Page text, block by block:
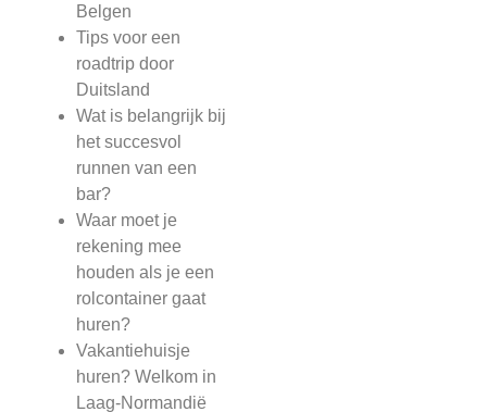
Belgen
Tips voor een
roadtrip door
Duitsland
Wat is belangrijk bij
het succesvol
runnen van een
bar?
Waar moet je
rekening mee
houden als je een
rolcontainer gaat
huren?
Vakantiehuisje
huren? Welkom in
Laag-Normandië